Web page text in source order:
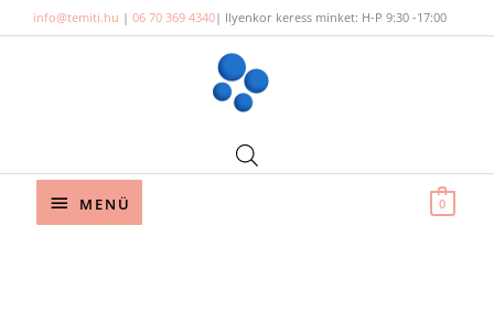
to
info@temiti.hu | 06 70 369 4340| Ilyenkor keress minket: H-P 9:30 -17:00
Below
MENÜ 0